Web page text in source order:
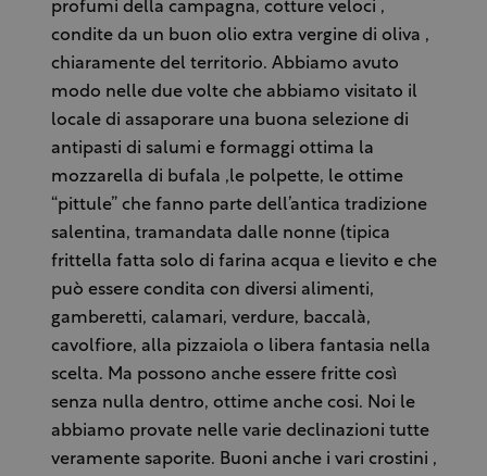
profumi della campagna, cotture veloci ,
condite da un buon olio extra vergine di oliva ,
chiaramente del territorio. Abbiamo avuto
modo nelle due volte che abbiamo visitato il
locale di assaporare una buona selezione di
antipasti di salumi e formaggi ottima la
mozzarella di bufala ,le polpette, le ottime
“pittule” che fanno parte dell’antica tradizione
salentina, tramandata dalle nonne (tipica
frittella fatta solo di farina acqua e lievito e che
può essere condita con diversi alimenti,
gamberetti, calamari, verdure, baccalà,
cavolfiore, alla pizzaiola o libera fantasia nella
scelta. Ma possono anche essere fritte così
senza nulla dentro, ottime anche cosi. Noi le
abbiamo provate nelle varie declinazioni tutte
veramente saporite. Buoni anche i vari crostini ,